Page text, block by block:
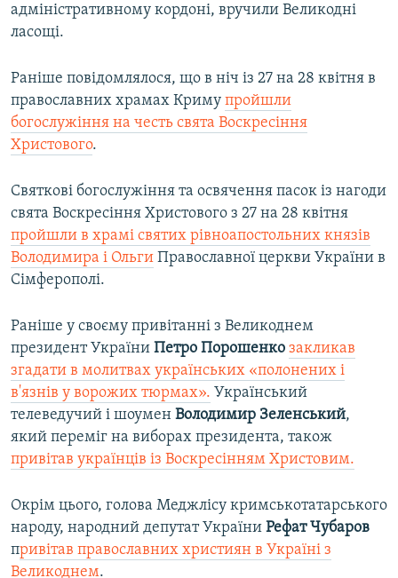
адміністративному кордоні, вручили Великодні
ласощі.
Раніше повідомлялося, що в ніч із 27 на 28 квітня в
православних храмах Криму пройшли
богослужіння на честь свята Воскресіння
Христового.
Святкові богослужіння та освячення пасок із нагоди
свята Воскресіння Христового з 27 на 28 квітня
пройшли в храмі святих рівноапостольних князів
Володимира і Ольги Православної церкви України в
Сімферополі.
Раніше у своєму привітанні з Великоднем
президент України Петро Порошенко закликав
згадати в молитвах українських «полонених і
в'язнів у ворожих тюрмах». Український
телеведучий і шоумен Володимир Зеленський,
який переміг на виборах президента, також
привітав українців із Воскресінням Христовим.
Окрім цього, голова Меджлісу кримськотатарського
народу, народний депутат України Рефат Чубаров
привітав православних християн в Україні з
Великоднем.